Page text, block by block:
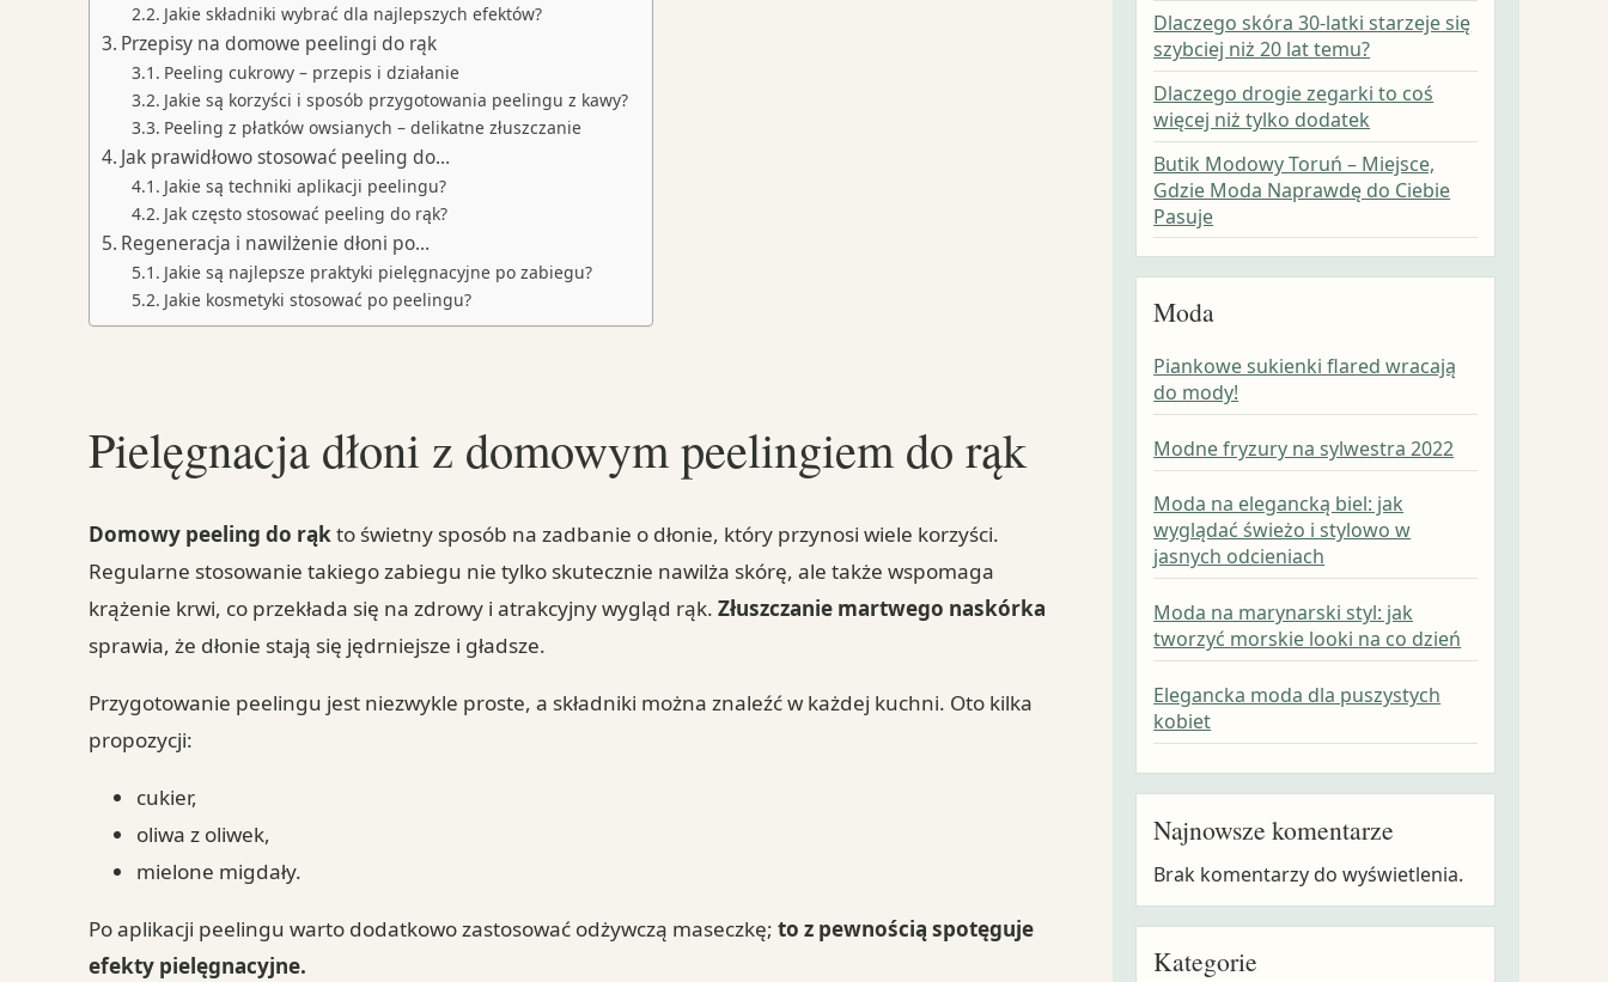
Jakie składniki wybrać dla najlepszych efektów?
Przepisy na domowe peelingi do rąk
Peeling cukrowy – przepis i działanie
Jakie są korzyści i sposób przygotowania peelingu z kawy?
Peeling z płatków owsianych – delikatne złuszczanie
Jak prawidłowo stosować peeling do…
Jakie są techniki aplikacji peelingu?
Jak często stosować peeling do rąk?
Regeneracja i nawilżenie dłoni po…
Jakie są najlepsze praktyki pielęgnacyjne po zabiegu?
Jakie kosmetyki stosować po peelingu?
Pielęgnacja dłoni z domowym peelingiem do rąk
Domowy peeling do rąkto świetny sposób na zadbanie o dłonie, który przynosi wiele korzyści.
Regularne stosowanie takiego zabiegu nie tylko skutecznie nawilża skórę, ale także wspomaga
krążenie krwi, co przekłada się na zdrowy i atrakcyjny wygląd rąk.Złuszczanie martwego naskórka
sprawia, że dłonie stają się jędrniejsze i gładsze.
Przygotowanie peelingu jest niezwykle proste, a składniki można znaleźć w każdej kuchni. Oto kilka
propozycji:
cukier,
oliwa z oliwek,
mielone migdały.
Po aplikacji peelingu warto dodatkowo zastosować odżywczą maseczkę;to z pewnością spotęguje
efekty pielęgnacyjne.
Dlaczego skóra 30-latki starzeje się
szybciej niż 20 lat temu?
Dlaczego drogie zegarki to coś
więcej niż tylko dodatek
Butik Modowy Toruń – Miejsce,
Gdzie Moda Naprawdę do Ciebie
Pasuje
Moda
Piankowe sukienki flared wracają
do mody!
Modne fryzury na sylwestra 2022
Moda na elegancką biel: jak
wyglądać świeżo i stylowo w
jasnych odcieniach
Moda na marynarski styl: jak
tworzyć morskie looki na co dzień
Elegancka moda dla puszystych
kobiet
Najnowsze komentarze
Brak komentarzy do wyświetlenia.
Kategorie